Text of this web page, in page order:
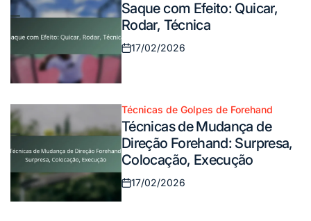
in
Saque com Efeito: Quicar,
Rodar, Técnica
Posted
17/02/2026
Posted
in
Técnicas de Golpes de Forehand
Técnicas de Mudança de
Direção Forehand: Surpresa,
Colocação, Execução
Posted
on
17/02/2026